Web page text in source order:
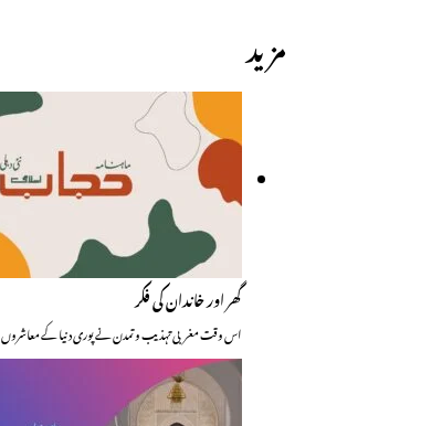
مزید
گھر اور خاندان کی فکر
اس وقت مغربی تہذیب و تمدن نے پوری دنیا کے معاشروں